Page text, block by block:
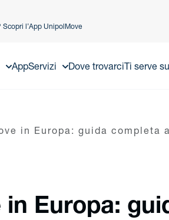
Scopri l’App UnipolMove
AppServizi Dove trovarci Ti serve
in Europa: guida completa al
Europa: